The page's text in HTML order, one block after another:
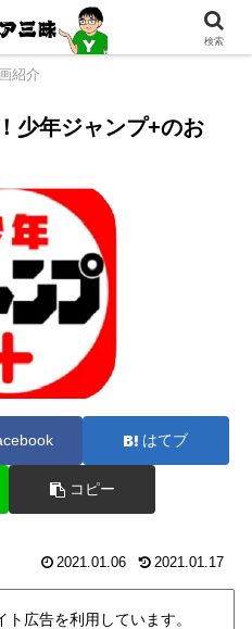
紹介
少年ジャンプ+のお
はてブ
コピー
2021.01.06 2021.01.17
広告を利用しています。
検索